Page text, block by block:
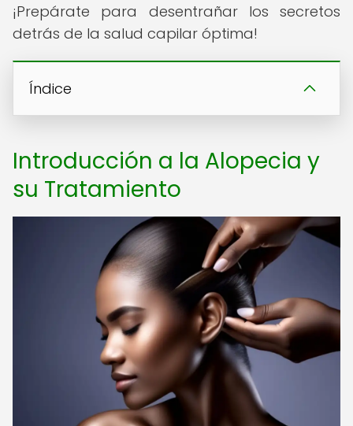
¡Prepárate para desentrañar los secretos
detrás de la salud capilar óptima!
Índice
Introducción a la Alopecia y
su Tratamiento